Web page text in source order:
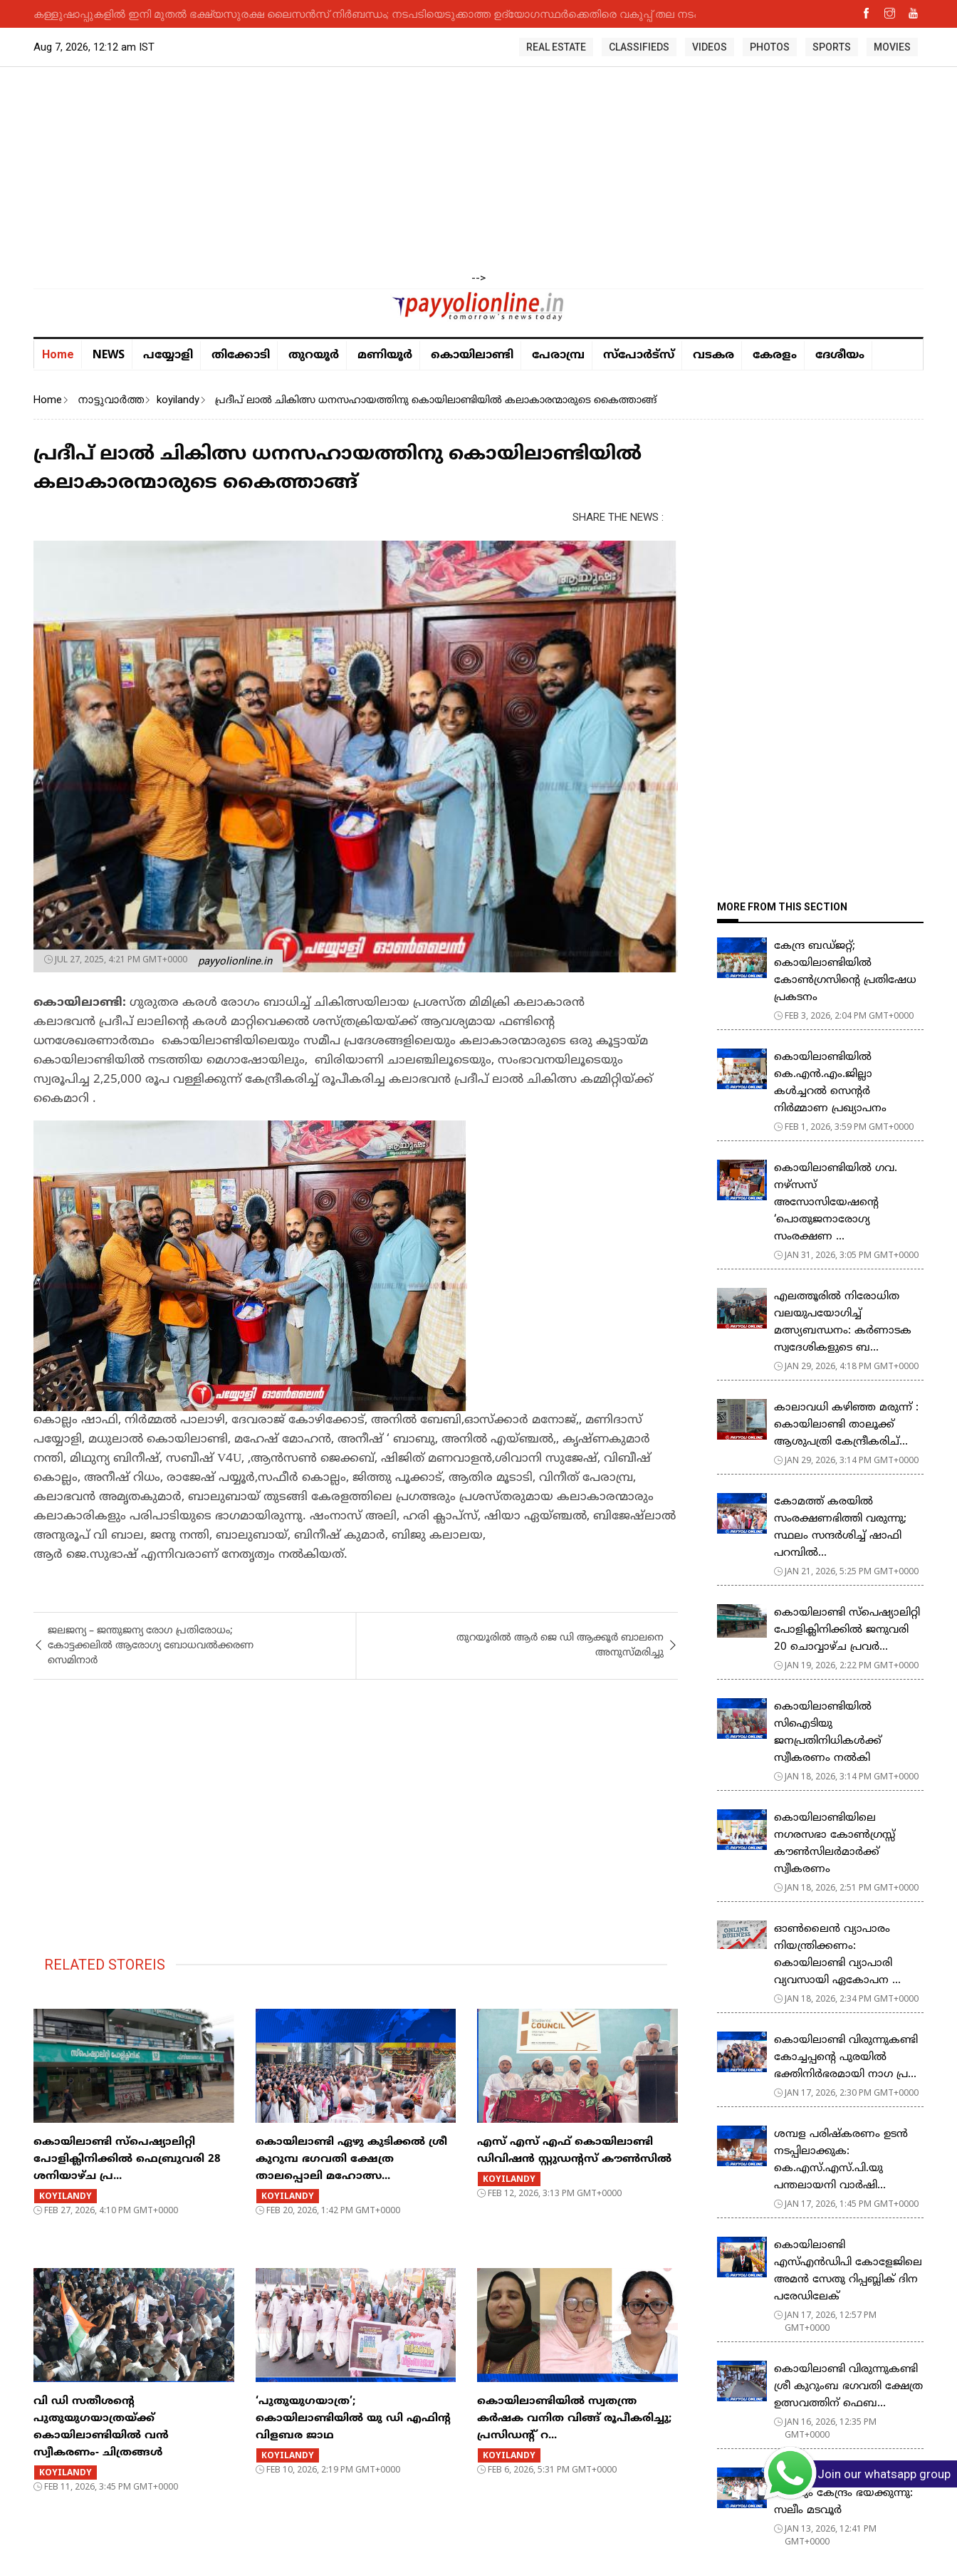
കള്ളുഷാപ്പുകളിൽ ഇനി മുതൽ ഭക്ഷ്യസുരക്ഷ ലൈസൻസ് നിർബന്ധം; നടപടിയെടുക്കാത്ത ഉദ്യോ​ഗസ്ഥർക്കെതിരെ വകുപ്പ് തല നടപടി
Aug 7, 2026, 12:12 am IST REAL ESTATE CLASSIFIEDS VIDEOS PHOTOS SPORTS MOVIES
-->
Home NEWS പയ്യോളി തിക്കോടി തുറയൂര്‍ മണിയൂര്‍ കൊയിലാണ്ടി പേരാമ്പ്ര സ്പോർട്സ് വടകര കേരളം ദേശീയം
Home നാട്ടുവാര്‍ത്ത koyilandy പ്രദീപ് ലാൽ ചികിത്സ ധനസഹായത്തിനു കൊയിലാണ്ടിയിൽ കലാകാരന്മാരുടെ കൈത്താങ്ങ്
പ്രദീപ് ലാൽ ചികിത്സ ധനസഹായത്തിനു കൊയിലാണ്ടിയിൽ
കലാകാരന്മാരുടെ കൈത്താങ്ങ്
SHARE THE NEWS :
JUL 27, 2025, 4:21 PM GMT+0000 payyolionline.in
കൊയിലാണ്ടി: ഗുരുതര കരൾ രോഗം ബാധിച്ച് ചികിത്സയിലായ പ്രശസ്ത മിമിക്രി കലാകാരൻ
കലാഭവൻ പ്രദീപ് ലാലിൻ്റെ കരൾ മാറ്റിവെക്കൽ ശസ്ത്രക്രിയയ്ക്ക്‌ ആവശ്യമായ ഫണ്ടിൻ്റെ
ധനശേഖരണാർത്ഥം കൊയിലാണ്ടിയിലെയും സമീപ പ്രദേശങ്ങളിലെയും കലാകാരന്മാരുടെ ഒരു കൂട്ടായ്മ
കൊയിലാണ്ടിയിൽ നടത്തിയ മെഗാഷോയിലും, ബിരിയാണി ചാലഞ്ചിലൂടെയും, സംഭാവനയിലൂടെയും
സ്വരൂപിച്ച 2,25,000 രൂപ വള്ളിക്കുന്ന് കേന്ദ്രീകരിച്ച് രൂപീകരിച്ച കലാഭവൻ പ്രദീപ് ലാൽ ചികിത്സ കമ്മിറ്റിയ്ക്ക്
കൈമാറി .
കൊല്ലം ഷാഫി, നിർമ്മൽ പാലാഴി, ദേവരാജ് കോഴിക്കോട്, അനിൽ ബേബി,ഓസ്ക്കാർ മനോജ്‌,, മണിദാസ്
പയ്യോളി, മധുലാൽ കൊയിലാണ്ടി, മഹേഷ് മോഹൻ, അനീഷ് ‘ ബാബു, അനിൽ എയ്ഞ്ചൽ,, കൃഷ്ണകുമാർ
നന്തി, മിഥുന്യ ബിനീഷ്, സബീഷ് V4U, ,ആൻസൺ ജെക്കബ്, ഷിജിത് മണവാളൻ,ശിവാനി സുജേഷ്, വിബീഷ്
കൊല്ലം, അനീഷ് റിധം, രാജേഷ് പയ്യൂർ,സഫീർ കൊല്ലം, ജിത്തു പൂക്കാട്, ആതിര മൂടാടി, വിനീത് പേരാമ്പ്ര,
കലാഭവൻ അമൃതകുമാർ, ബാലുബായ് തുടങ്ങി കേരളത്തിലെ പ്രഗത്ഭരും പ്രശസ്തരുമായ കലാകാരന്മാരും
കലാകാരികളും പരിപാടിയുടെ ഭാഗമായിരുന്നു. ഷംനാസ് അലി, ഹരി ക്ലാപ്സ്, ഷിയാ ഏയ്ഞ്ചൽ, ബിജേഷ്ലാൽ
അനുരൂപ് വി ബാല, ജനു നന്തി, ബാലുബായ്, ബിനീഷ് കുമാർ, ബിജു കലാലയ,
ആർ ജെ.സുഭാഷ് എന്നിവരാണ് നേതൃത്വം നൽകിയത്.
ജലജന്യ – ജന്തുജന്യ രോഗ പ്രതിരോധം;
കോട്ടക്കലിൽ ആരോഗ്യ ബോധവൽക്കരണ
സെമിനാർ
തുറയൂരിൽ ആർ ജെ ഡി ആക്കൂർ ബാലനെ
അനുസ്മരിച്ചു
RELATED STOREIS
കൊയിലാണ്ടി സ്പെഷ്യാലിറ്റി
പോളിക്ലിനിക്കിൽ ഫെബ്രുവരി 28
ശനിയാഴ്ച പ്ര...
KOYILANDY
FEB 27, 2026, 4:10 PM GMT+0000
കൊയിലാണ്ടി ഏഴു കുടിക്കൽ ശ്രീ
കുറുമ്പ ഭഗവതി ക്ഷേത്ര
താലപ്പൊലി മഹോത്സ...
KOYILANDY
FEB 20, 2026, 1:42 PM GMT+0000
എസ് എസ് എഫ് കൊയിലാണ്ടി
ഡിവിഷൻ സ്റ്റുഡൻ്റസ് കൗൺസിൽ
KOYILANDY
FEB 12, 2026, 3:13 PM GMT+0000
വി ഡി സതീശന്റെ
പുതുയുഗയാത്രയ്ക്ക്
കൊയിലാണ്ടിയിൽ വൻ
സ്വീകരണം- ചിത്രങ്ങൾ
KOYILANDY
FEB 11, 2026, 3:45 PM GMT+0000
‘പുതുയുഗയാത്ര’;
കൊയിലാണ്ടിയിൽ യു ഡി എഫിന്റ
വിളബര ജാഥ
KOYILANDY
FEB 10, 2026, 2:19 PM GMT+0000
കൊയിലാണ്ടിയിൽ സ്വതന്ത്ര
കർഷക വനിത വിങ്ങ് രൂപീകരിച്ചു;
പ്രസിഡന്റ്‌ റ...
KOYILANDY
FEB 6, 2026, 5:31 PM GMT+0000
MORE FROM THIS SECTION
കേന്ദ്ര ബഡ്ജറ്റ്;
കൊയിലാണ്ടിയിൽ
കോൺഗ്രസിന്റെ പ്രതിഷേധ
പ്രകടനം
FEB 3, 2026, 2:04 PM GMT+0000
കൊയിലാണ്ടിയിൽ
കെ.എൻ.എം.ജില്ലാ
കൾച്ചറൽ സെന്റർ
നിർമ്മാണ പ്രഖ്യാപനം
FEB 1, 2026, 3:59 PM GMT+0000
കൊയിലാണ്ടിയിൽ ഗവ.
നഴ്സസ്
അസോസിയേഷന്റെ
‘പൊതുജനാരോഗ്യ
സംരക്ഷണ ...
JAN 31, 2026, 3:05 PM GMT+0000
എലത്തൂരിൽ നിരോധിത
വലയുപയോഗിച്ച്
മത്സ്യബന്ധനം: കർണാടക
സ്വദേശികളുടെ ബ...
JAN 29, 2026, 4:18 PM GMT+0000
കാലാവധി കഴിഞ്ഞ മരുന്ന് :
കൊയിലാണ്ടി താലൂക്ക്
ആശുപത്രി കേന്ദ്രീകരിച്...
JAN 29, 2026, 3:14 PM GMT+0000
കോമത്ത് കരയിൽ
സംരക്ഷണഭിത്തി വരുന്നു;
സ്ഥലം സന്ദർശിച്ച് ഷാഫി
പറമ്പിൽ...
JAN 21, 2026, 5:25 PM GMT+0000
കൊയിലാണ്ടി സ്പെഷ്യാലിറ്റി
പോളിക്ലിനിക്കിൽ ജനുവരി
20 ചൊവ്വാഴ്ച പ്രവർ...
JAN 19, 2026, 2:22 PM GMT+0000
കൊയിലാണ്ടിയിൽ
സിഐടിയു
ജനപ്രതിനിധികൾക്ക്
സ്വീകരണം നൽകി
JAN 18, 2026, 3:14 PM GMT+0000
കൊയിലാണ്ടിയിലെ
നഗരസഭാ കോൺഗ്രസ്സ്
കൗൺസിലർമാർക്ക്
സ്വീകരണം
JAN 18, 2026, 2:51 PM GMT+0000
ഓൺലൈൻ വ്യാപാരം
നിയന്ത്രിക്കണം:
കൊയിലാണ്ടി വ്യാപാരി
വ്യവസായി ഏകോപന ...
JAN 18, 2026, 2:34 PM GMT+0000
കൊയിലാണ്ടി വിരുന്നുകണ്ടി
കോച്ചപ്പൻ്റെ പുരയിൽ
ഭക്തിനിർഭരമായി നാഗ പ്ര...
JAN 17, 2026, 2:30 PM GMT+0000
ശമ്പള പരിഷ്കരണം ഉടൻ
നടപ്പിലാക്കുക:
കെ.എസ്.എസ്.പി.യു
പന്തലായനി വാർഷി...
JAN 17, 2026, 1:45 PM GMT+0000
കൊയിലാണ്ടി
എസ്എൻഡിപി കോളേജിലെ
അമൻ സേതു റിപ്പബ്ലിക് ദിന
പരേഡിലേക്
JAN 17, 2026, 12:57 PM
GMT+0000
കൊയിലാണ്ടി വിരുന്നുകണ്ടി
ശ്രീ കുറുംബ ഭഗവതി ക്ഷേത്ര
ഉത്സവത്തിന് ഫെബ...
JAN 16, 2026, 12:35 PM
GMT+0000
മഹാത്മാഗാന്ധിയുടെ പേര്
പോലും കേന്ദ്രം ഭയക്കുന്നു:
സലീം മടവൂർ
JAN 13, 2026, 12:41 PM
GMT+0000
Join our whatsapp group